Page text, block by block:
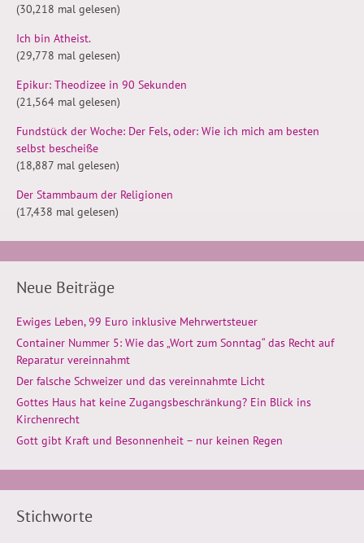
(30,218 mal gelesen)
Ich bin Atheist.
(29,778 mal gelesen)
Epikur: Theodizee in 90 Sekunden
(21,564 mal gelesen)
Fundstück der Woche: Der Fels, oder: Wie ich mich am besten
selbst bescheiße
(18,887 mal gelesen)
Der Stammbaum der Religionen
(17,438 mal gelesen)
Neue Beiträge
Ewiges Leben, 99 Euro inklusive Mehrwertsteuer
Container Nummer 5: Wie das „Wort zum Sonntag“ das Recht auf
Reparatur vereinnahmt
Der falsche Schweizer und das vereinnahmte Licht
Gottes Haus hat keine Zugangsbeschränkung? Ein Blick ins
Kirchenrecht
Gott gibt Kraft und Besonnenheit – nur keinen Regen
Stichworte